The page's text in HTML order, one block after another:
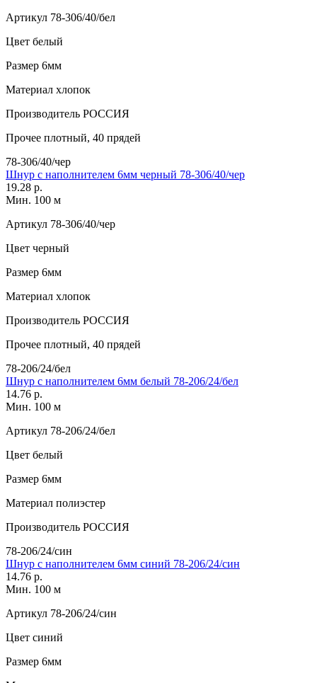
Артикул 78-306/40/бел
Цвет белый
Размер 6мм
Материал хлопок
Производитель РОССИЯ
Прочее плотный, 40 прядей
78-306/40/чер
Шнур с наполнителем 6мм черный 78-306/40/чер
19.28 р.
Мин. 100 м
Артикул 78-306/40/чер
Цвет черный
Размер 6мм
Материал хлопок
Производитель РОССИЯ
Прочее плотный, 40 прядей
78-206/24/бел
Шнур с наполнителем 6мм белый 78-206/24/бел
14.76 р.
Мин. 100 м
Артикул 78-206/24/бел
Цвет белый
Размер 6мм
Материал полиэстер
Производитель РОССИЯ
78-206/24/син
Шнур с наполнителем 6мм синий 78-206/24/син
14.76 р.
Мин. 100 м
Артикул 78-206/24/син
Цвет синий
Размер 6мм